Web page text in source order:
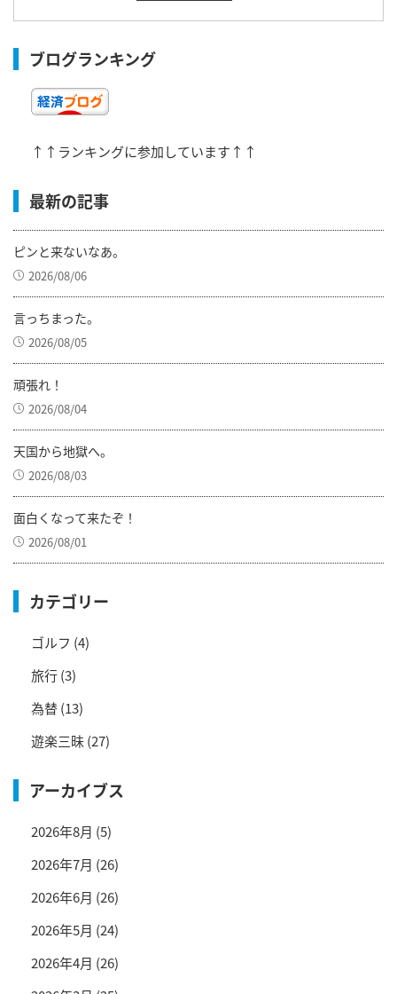
ブログランキング
↑↑ランキングに参加しています↑↑
最新の記事
ピンと来ないなあ。
2026/08/06
言っちまった。
2026/08/05
頑張れ！
2026/08/04
天国から地獄へ。
2026/08/03
面白くなって来たぞ！
2026/08/01
カテゴリー
ゴルフ (4)
旅行(3)
為替(13)
遊楽三昧(27)
アーカイブス
2026年8月 (5)
2026年7月 (26)
2026年6月 (26)
2026年5月 (24)
2026年4月 (26)